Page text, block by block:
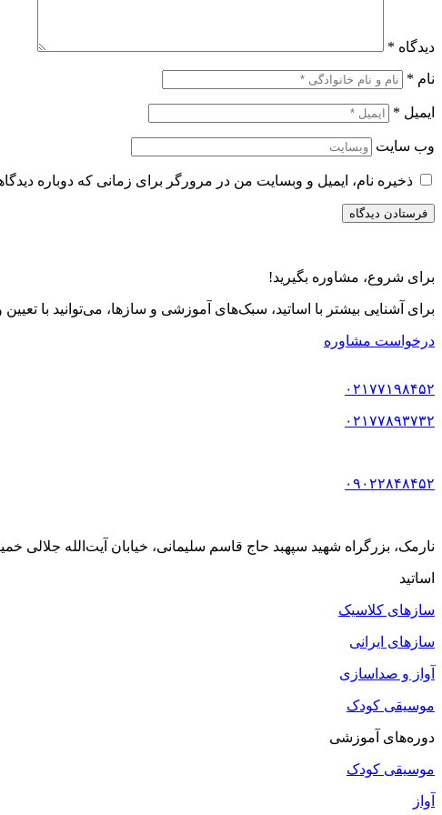
دیدگاه *
نام *
ایمیل *
وب‌ سایت
ذخیره نام، ایمیل و وبسایت من در مرورگر برای زمانی که دوباره
برای شروع، مشاوره بگیرید!
برای آشنایی بیشتر با اساتید، سبک‌های آموزشی و سازها، می‌توانید با
درخواست مشاوره
۰۲۱۷۷۱۹۸۴۵۲
۰۲۱۷۷۸۹۳۷۳۲
۰۹۰۲۲۸۴۸۴۵۲
نارمک، بزرگراه شهید سپهبد حاج قاسم سلیمانی، خیابان آیت‌الله جلالی خمینی (آیت شمالی
اساتید
سازهای کلاسیک
سازهای ایرانی
آواز و صداسازی
موسیقی کودک
دوره‌های آموزشی
موسیقی کودک
آواز